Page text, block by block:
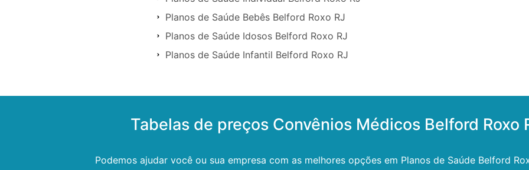
Planos de Saúde Bebês Belford Roxo RJ
Planos de Saúde Idosos Belford Roxo RJ
Planos de Saúde Infantil Belford Roxo RJ
Tabelas de preços Convênios Médicos Belford Roxo
Podemos ajudar você ou sua empresa com as melhores opções em Planos de Saúde Belford